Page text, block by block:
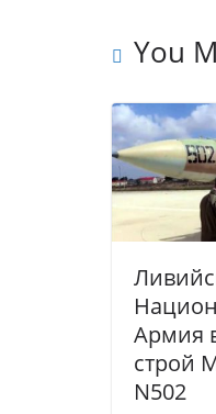
r
al
You
Армия
строй
N502